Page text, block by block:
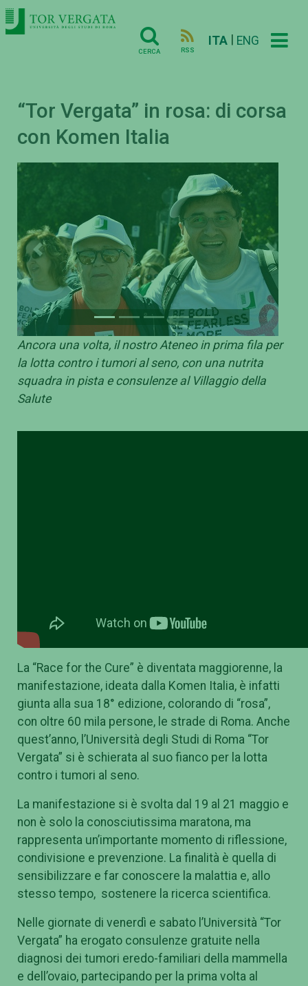
CERCA RSS
ITA ENG
“Tor Vergata” in rosa: di corsa
con Komen Italia
Previous Next
Ancora una volta, il nostro Ateneo in prima fila per
la lotta contro i tumori al seno, con una nutrita
squadra in pista e consulenze al Villaggio della
Salute
La “Race for the Cure” è diventata maggiorenne, la
manifestazione, ideata dalla Komen Italia, è infatti
giunta alla sua 18° edizione, colorando di “rosa”,
con oltre 60 mila persone, le strade di Roma. Anche
quest’anno, l’Università degli Studi di Roma “Tor
Vergata” si è schierata al suo fianco per la lotta
contro i tumori al seno.
La manifestazione si è svolta dal 19 al 21 maggio e
non è solo la conosciutissima maratona, ma
rappresenta un’importante momento di riflessione,
condivisione e prevenzione. La finalità è quella di
sensibilizzare e far conoscere la malattia e, allo
stesso tempo, sostenere la ricerca scientifica.
Nelle giornate di venerdì e sabato l’Università “Tor
Vergata” ha erogato consulenze gratuite nella
diagnosi dei tumori eredo-familiari della mammella
e dell’ovaio, partecipando per la prima volta al